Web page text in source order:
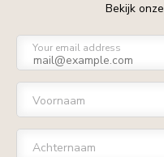
Bekijk onze
Your email address
Voornaam
Achternaam